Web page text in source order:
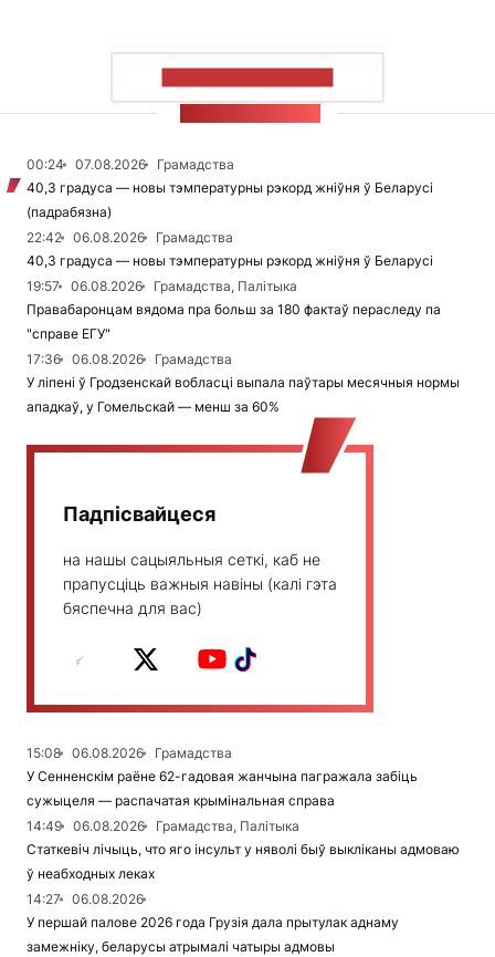
00:24 07.08.2026
Грамадства
40,3 градуса — новы тэмпературны рэкорд жніўня ў Беларусі
(падрабязна)
22:42
06.08.2026
Грамадства
40,3 градуса — новы тэмпературны рэкорд жніўня ў Беларусі
19:57
06.08.2026
Грамадства, Палітыка
Правабаронцам вядома пра больш за 180 фактаў пераследу па
"справе ЕГУ"
17:36
06.08.2026
Грамадства
У ліпені ў Гродзенскай вобласці выпала паўтары месячныя нормы
ападкаў, у Гомельскай — менш за 60%
Падпісвайцеся
на нашы сацыяльныя сеткі, каб не
прапусціць важныя навіны (калі гэта
бяспечна для вас)
15:08 06.08.2026
Грамадства
У Сенненскім раёне 62-гадовая жанчына пагражала забіць
сужыцеля — распачатая крымінальная справа
14:49
06.08.2026
Грамадства, Палітыка
Статкевіч лічыць, что яго інсульт у няволі быў выкліканы адмоваю
ў неабходных леках
14:27
06.08.2026
У першай палове 2026 года Грузія дала прытулак аднаму
замежніку, беларусы атрымалі чатыры адмовы